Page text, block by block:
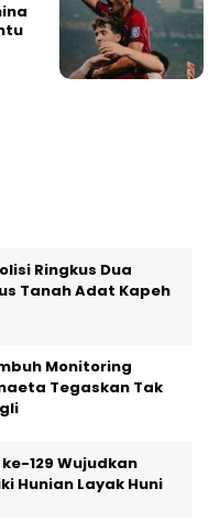
Ringkus Dua
Tanah Adat Kapeh
Monitoring
Tegaskan Tak
129 Wujudkan
Hunian Layak Huni